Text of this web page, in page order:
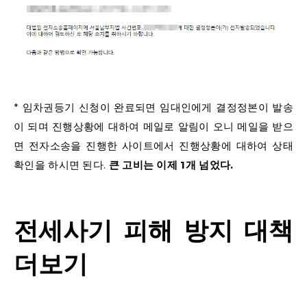
* 임차권등기 신청이 완료되면 임대인에게 결정정본이 발송
이 되며 진행상황에 대하여 메일로 알림이 오니 메일을 받으
면 전자소송을 진행한 사이트에서 진행상황에 대하여 상태
확인을 하시면 된다. 큰 고비는 이제 1개 넘었다.
전세사기 피해 방지 대책
더보기